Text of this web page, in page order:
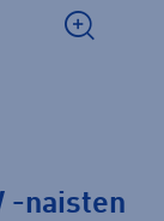
-naisten